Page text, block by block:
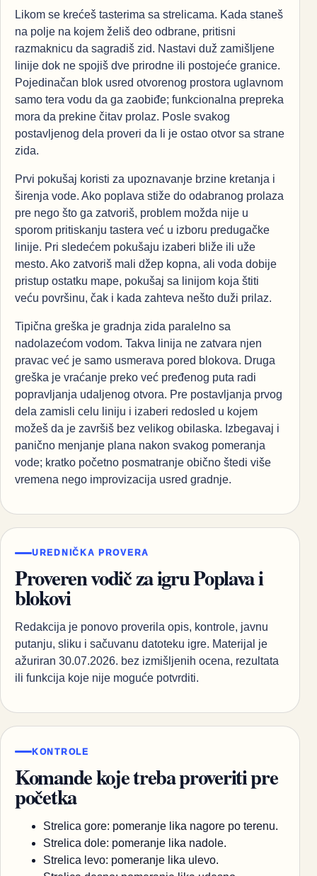
Likom se krećeš tasterima sa strelicama. Kada staneš
na polje na kojem želiš deo odbrane, pritisni
razmaknicu da sagradiš zid. Nastavi duž zamišljene
linije dok ne spojiš dve prirodne ili postojeće granice.
Pojedinačan blok usred otvorenog prostora uglavnom
samo tera vodu da ga zaobiđe; funkcionalna prepreka
mora da prekine čitav prolaz. Posle svakog
postavljenog dela proveri da li je ostao otvor sa strane
zida.
Prvi pokušaj koristi za upoznavanje brzine kretanja i
širenja vode. Ako poplava stiže do odabranog prolaza
pre nego što ga zatvoriš, problem možda nije u
sporom pritiskanju tastera već u izboru predugačke
linije. Pri sledećem pokušaju izaberi bliže ili uže
mesto. Ako zatvoriš mali džep kopna, ali voda dobije
pristup ostatku mape, pokušaj sa linijom koja štiti
veću površinu, čak i kada zahteva nešto duži prilaz.
Tipična greška je gradnja zida paralelno sa
nadolazećom vodom. Takva linija ne zatvara njen
pravac već je samo usmerava pored blokova. Druga
greška je vraćanje preko već pređenog puta radi
popravljanja udaljenog otvora. Pre postavljanja prvog
dela zamisli celu liniju i izaberi redosled u kojem
možeš da je završiš bez velikog obilaska. Izbegavaj i
panično menjanje plana nakon svakog pomeranja
vode; kratko početno posmatranje obično štedi više
vremena nego improvizacija usred gradnje.
UREDNIČKA PROVERA
Proveren vodič za igru Poplava i
blokovi
Redakcija je ponovo proverila opis, kontrole, javnu
putanju, sliku i sačuvanu datoteku igre. Materijal je
ažuriran 30.07.2026. bez izmišljenih ocena, rezultata
ili funkcija koje nije moguće potvrditi.
KONTROLE
Komande koje treba proveriti pre
početka
Strelica gore: pomeranje lika nagore po terenu.
Strelica dole: pomeranje lika nadole.
Strelica levo: pomeranje lika ulevo.